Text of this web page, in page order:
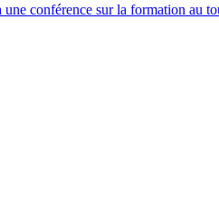
une conférence sur la formation au